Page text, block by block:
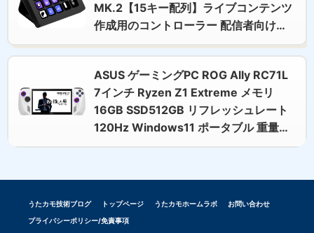
MK.2【15キー配列】ライブコンテンツ
作成用のコントローラー 配信者向けデ
バイス OBS/Twitch​/YouTube連携
Mac/PC対応
ASUS ゲーミングPC ROG Ally RC71L
7インチ Ryzen Z1 Extreme メモリ
16GB SSD512GB リフレッシュレート
120Hz Windows11 ポータブル 重量
608g ホワイト RC71L-Z1E512
うたカモ技術ブログ トップページ うたカモホームラボ お問い合わせ
プライバシーポリシー/免責事項